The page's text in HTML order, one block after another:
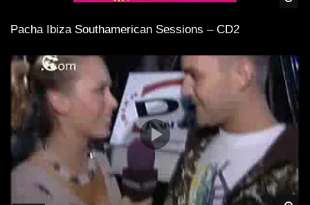
Pacha Ibiza Southamerican Sessions – CD2